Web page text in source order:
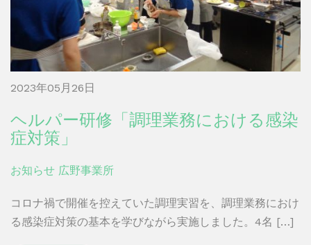
2023年05月26日
ヘルパー研修「調理業務における感染
症対策」
お知らせ 広野事業所
コロナ禍で開催を控えていた調理実習を、調理業務におけ
る感染症対策の基本を学びながら実施しました。4名 […]